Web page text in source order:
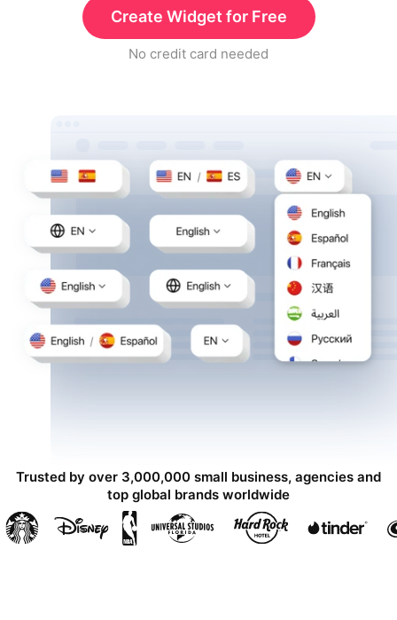
Create Widget for Free
No credit card needed
Trusted by over 3,000,000 small business, agencies and
top global brands worldwide